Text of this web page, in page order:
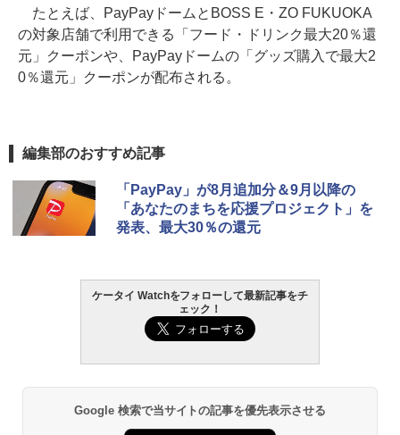
たとえば、PayPayドームとBOSS E・ZO FUKUOKA
の対象店舗で利用できる「フード・ドリンク最大20％還
元」クーポンや、PayPayドームの「グッズ購入で最大2
0％還元」クーポンが配布される。
編集部のおすすめ記事
「PayPay」が8月追加分＆9月以降の
「あなたのまちを応援プロジェクト」を
発表、最大30％の還元
ケータイ Watchをフォローして最新記事をチ
ェック！
Google 検索で当サイトの記事を優先表示させる